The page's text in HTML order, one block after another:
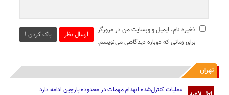
ارسال نظر پاک کردن !
ذخیره نام، ایمیل و وبسایت من در مرورگر
برای زمانی که دوباره دیدگاهی می‌نویسم.
تهران
عملیات کنترل‌شده انهدام مهمات در محدوده پارچین ادامه دارد